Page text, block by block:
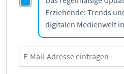
Erziehende: Trends
digitalen Medienwelt